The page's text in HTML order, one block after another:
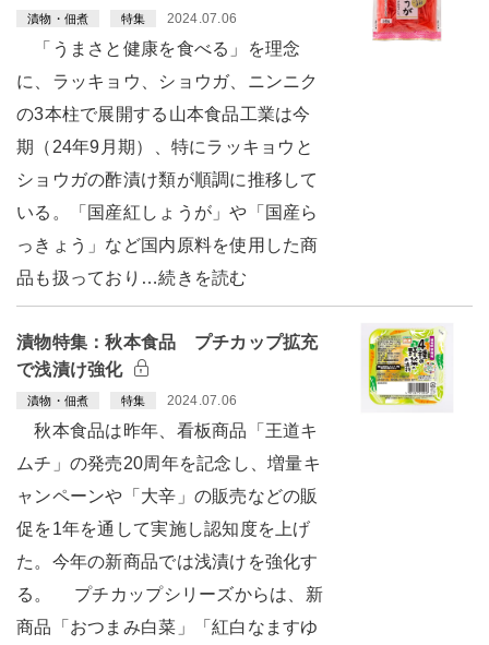
漬物・佃煮 特集 2024.07.06
「うまさと健康を食べる」を理念
に、ラッキョウ、ショウガ、ニンニク
の3本柱で展開する山本食品工業は今
期（24年9月期）、特にラッキョウと
ショウガの酢漬け類が順調に推移して
いる。「国産紅しょうが」や「国産ら
っきょう」など国内原料を使用した商
品も扱っており…続きを読む
漬物特集：秋本食品 プチカップ拡充
で浅漬け強化
漬物・佃煮 特集 2024.07.06
秋本食品は昨年、看板商品「王道キ
ムチ」の発売20周年を記念し、増量キ
ャンペーンや「大辛」の販売などの販
促を1年を通して実施し認知度を上げ
た。今年の新商品では浅漬けを強化す
る。 プチカップシリーズからは、新
商品「おつまみ白菜」「紅白なますゆ